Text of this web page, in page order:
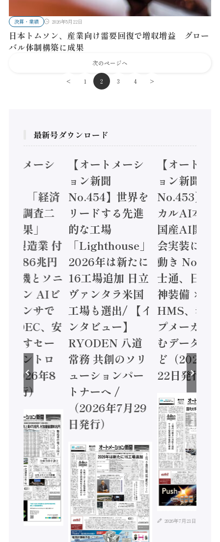
決算・業績 2026年5月22日
日本トムソン、産業向け需要回復で増収増益 グロー
バル体制構築に成果
次のページへ
< 1 2 3 4 >
最新号ダウンロード
メーシ
「経済
調査二
果」
造業 付
86兆円
とソニ
ン AIビ
ンサで
、安
すセー
ントロ
年8
）
【オートメーシ
ョン新聞
No.454】世界を
リードする先進
的な工場
「Lighthouse」
2026年は新たに
16工場追加 日立
ヴァンタラ米国
工場も選出/ 【イ
ンタビュー】
RYODEN 八道
常務 共創のソリ
ューションパー
トナーへ /
（2026年7月29
日発行）
【オートメーシ
ョン新聞
No.453】フィ
カルAI本格化へ
国産AI開発や社
会実装に活発な
動き Noetra、
士通、日立 / 兵
神装備 ×
HMS、老舗ポ
プメーカーが挑
むデータ活用 な
ど（2026年7月
22日発行）
2026年7月21日